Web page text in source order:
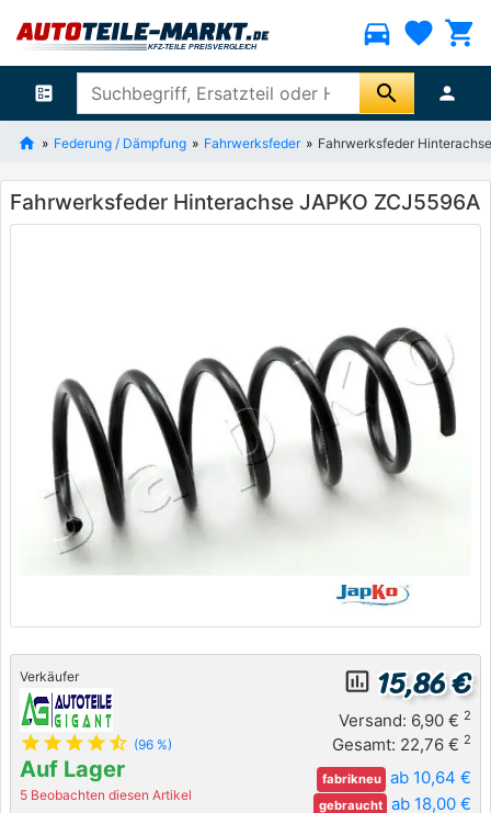
directions_car favorite shopping_cart
ballot search person
Federung / Dämpfung Fahrwerksfeder Fahrwerksfeder
Fahrwerksfeder Hinterachse JAPKO ZCJ5596A
Verkäufer
star star star star star_half (96 %)
Auf Lager
5 Beobachten diesen Artikel
insert_chart_outlined 15,86 €
Versand: 6,90 € 2
Gesamt: 22,76 € 2
fabrikneu ab 10,64 €
gebraucht ab 18,00 €